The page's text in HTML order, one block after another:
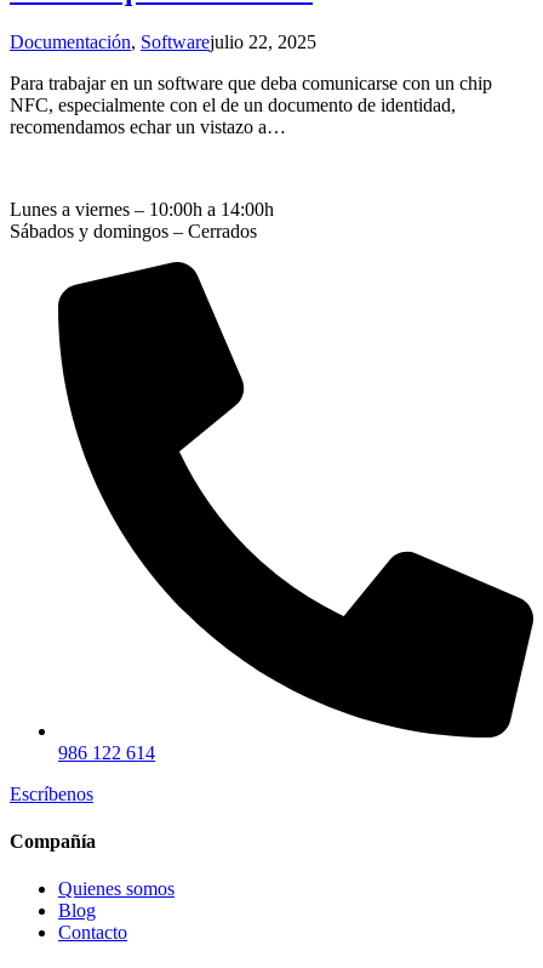
Documentación, Softwarejulio 22, 2025
Para trabajar en un software que deba comunicarse con un chip
NFC, especialmente con el de un documento de identidad,
recomendamos echar un vistazo a…
Lunes a viernes – 10:00h a 14:00h
Sábados y domingos – Cerrados
986 122 614
Escríbenos
Compañía
Quienes somos
Blog
Contacto